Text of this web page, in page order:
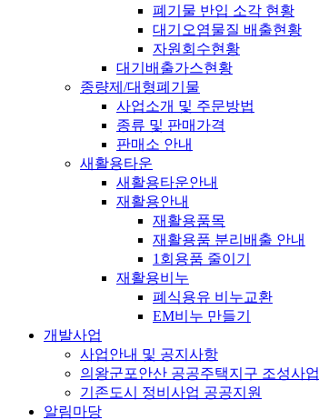
폐기물 반입 소각 현황
대기오염물질 배출현황
자원회수현황
대기배출가스현황
종량제/대형폐기물
사업소개 및 주문방법
종류 및 판매가격
판매소 안내
새활용타운
새활용타운안내
재활용안내
재활용품목
재활용품 분리배출 안내
1회용품 줄이기
재활용비누
폐식용유 비누교환
EM비누 만들기
개발사업
사업안내 및 공지사항
의왕군포안산 공공주택지구 조성사업
기존도시 정비사업 공공지원
알림마당